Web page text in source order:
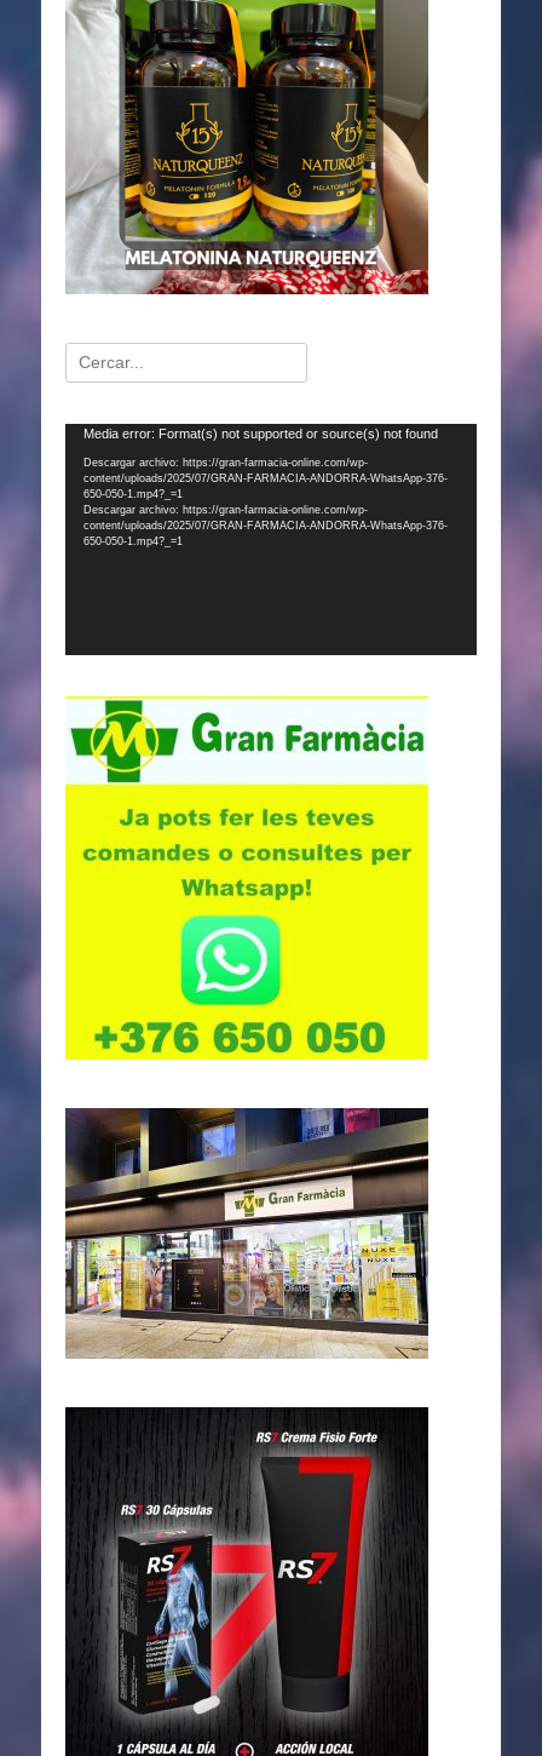
Buscar:
Reproductor
vídeo
Media error: Format(s) not supported or source(s) not found
Descargar archivo: https://gran-farmacia-online.com/wp-
content/uploads/2025/07/GRAN-FARMACIA-ANDORRA-WhatsApp-376-
650-050-1.mp4?_=1
Descargar archivo: https://gran-farmacia-online.com/wp-
content/uploads/2025/07/GRAN-FARMACIA-ANDORRA-WhatsApp-376-
650-050-1.mp4?_=1